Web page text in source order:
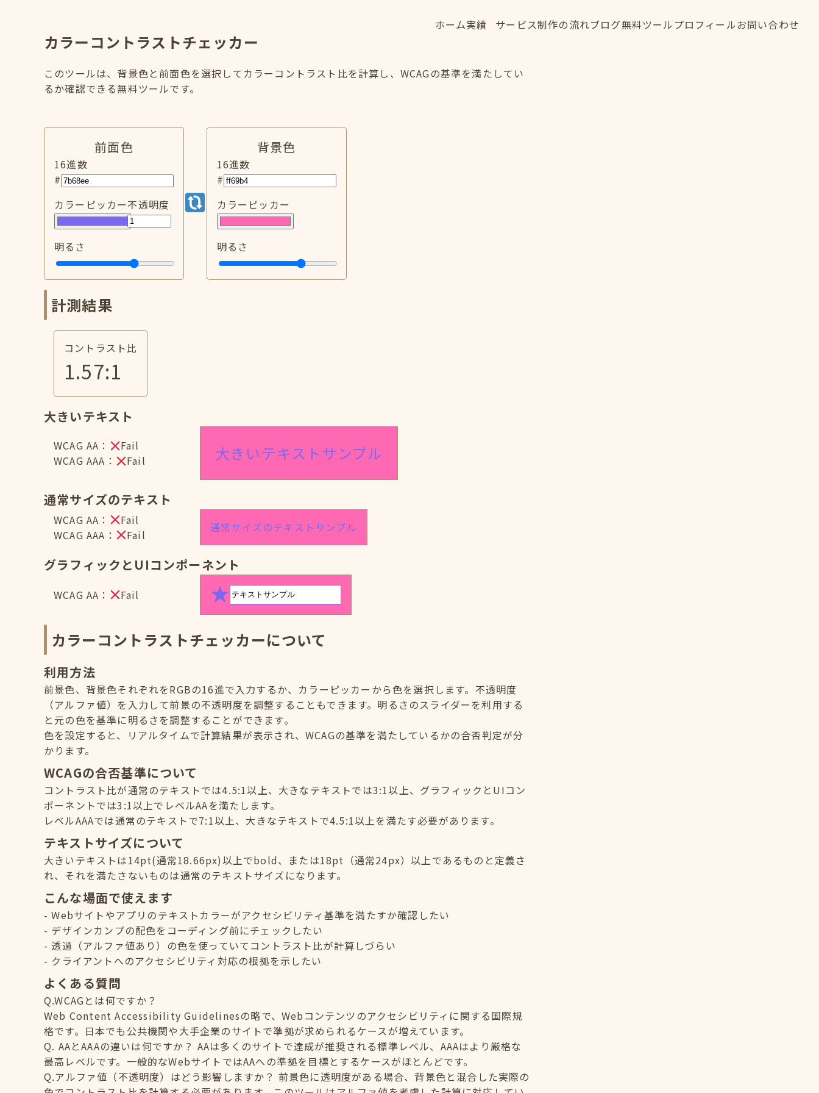
ホーム実績
サービス制作の流れブログ無料ツール プロフィールお問い合わせ
カラーコントラストチェッカー
このツールは、背景色と前面色を選択してカラーコントラスト比を計算し、WCAGの基準を満たしてい
るか確認できる無料ツールです。
前面色
16進数
#
カラーピッカー不透明度
明るさ
背景色
16進数
#
カラーピッカー
明るさ
計測結果
コントラスト比
1.57:1
大きいテキスト
WCAG AA：
Fail
WCAG AAA：
Fail 大きいテキストサンプル
通常サイズのテキスト
WCAG AA：
Fail
WCAG AAA：
Fail
通常サイズのテキストサンプル
グラフィックとUIコンポーネント
WCAG AA： Fail
カラーコントラストチェッカーについて
利用方法
前景色、背景色それぞれをRGBの16進で入力するか、カラーピッカーから色を選択します。不透明度
（アルファ値）を入力して前景の不透明度を調整することもできます。明るさのスライダーを利用する
と元の色を基準に明るさを調整することができます。
色を設定すると、リアルタイムで計算結果が表示され、WCAGの基準を満たしているかの合否判定が分
かります。
WCAGの合否基準について
コントラスト比が通常のテキストでは4.5:1以上、大きなテキストでは3:1以上、グラフィックとUIコン
ポーネントでは3:1以上でレベルAAを満たします。
レベルAAAでは通常のテキストで7:1以上、大きなテキストで4.5:1以上を満たす必要があります。
テキストサイズについて
大きいテキストは14pt(通常18.66px)以上でbold、または18pt（通常24px）以上であるものと定義さ
れ、それを満たさないものは通常のテキストサイズになります。
こんな場面で使えます
Webサイトやアプリのテキストカラーがアクセシビリティ基準を満たすか確認したい
デザインカンプの配色をコーディング前にチェックしたい
透過（アルファ値あり）の色を使っていてコントラスト比が計算しづらい
クライアントへのアクセシビリティ対応の根拠を示したい
よくある質問
Q.WCAGとは何ですか？
Web Content Accessibility Guidelinesの略で、Webコンテンツのアクセシビリティに関する国際規
格です。日本でも公共機関や大手企業のサイトで準拠が求められるケースが増えています。
Q. AAとAAAの違いは何ですか？ AAは多くのサイトで達成が推奨される標準レベル、AAAはより厳格な
最高レベルです。一般的なWebサイトではAAへの準拠を目標とするケースがほとんどです。
Q.アルファ値（不透明度）はどう影響しますか？ 前景色に透明度がある場合、背景色と混合した実際の